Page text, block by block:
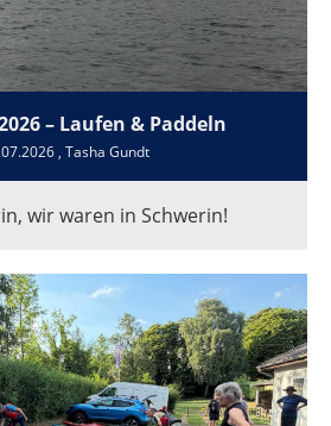
– Laufen & Paddeln
, Tasha Gundt
wir waren in Schwerin!